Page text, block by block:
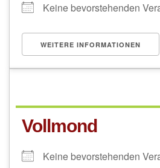
Keine bevorstehenden
WEITERE INFORMATIONEN
Vollmond
Keine bevorstehenden